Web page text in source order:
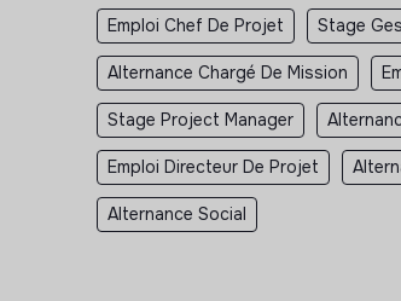
Emploi Chef De Projet Stage
Alternance Chargé De Mission
Stage Project Manager
Emploi Directeur De Projet
Alternance Social